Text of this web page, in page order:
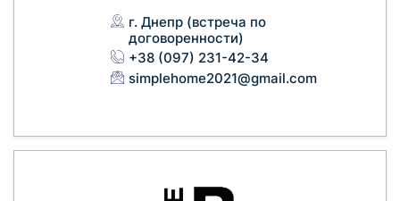
г. Днепр (встреча по
договоренности)
+38 (097) 231-42-34
simplehome2021@gmail.com